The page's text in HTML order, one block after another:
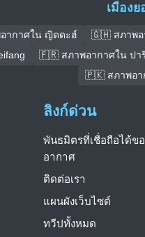
เมือง
กาศใน ญิดดะฮ์ 🇬🇭 สภาพอ
🇫🇷 สภาพอากาศใน ปา
🇵🇰 สภาพอา
ลิงก์ด่วน
พันธมิตรที่เชื่อถือได้ข
อากาศ
ติดต่อเรา
แผนผังเว็บไซต์
ทวีปทั้งหมด